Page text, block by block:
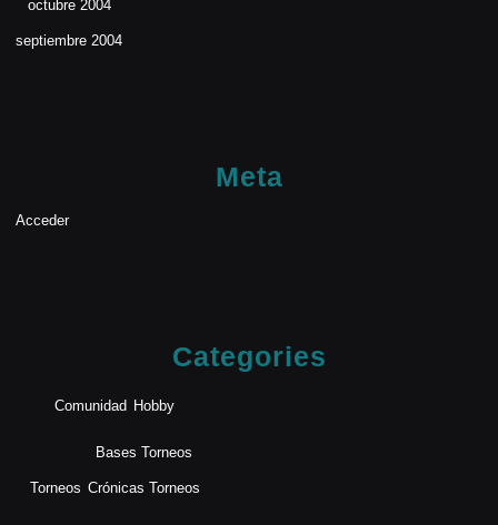
octubre 2004
septiembre 2004
Meta
Acceder
Categories
Comunidad Hobby
Torneos
Bases Torneos
Crónicas Torneos